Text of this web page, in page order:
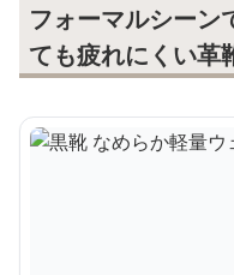
フォーマルシーン
ても疲れにくい革